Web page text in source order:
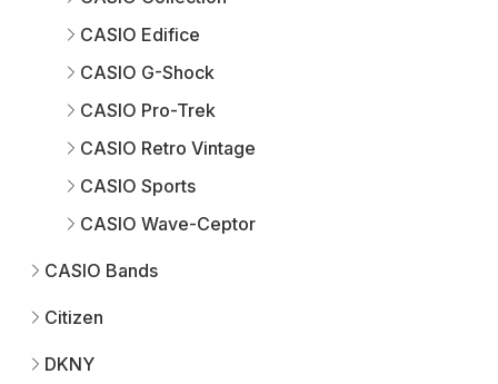
CASIO Edifice
CASIO G-Shock
CASIO Pro-Trek
CASIO Retro Vintage
CASIO Sports
CASIO Wave-Ceptor
CASIO Bands
Citizen
DKNY